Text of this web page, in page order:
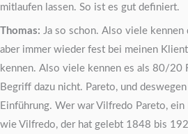
mitlaufen lassen. So ist es gut definiert.
Thomas: Ja so schon. Also viele
aber immer wieder fest bei meinen
kennen. Also viele kennen es als 80/20
Begriff dazu nicht. Pareto, und
Einführung. Wer war Vilfredo Pareto,
wie Vilfredo, der hat gelebt 1848 bis